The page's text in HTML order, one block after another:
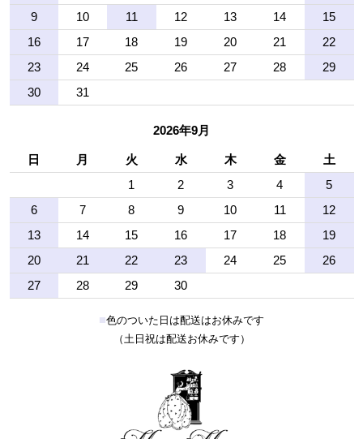
9
10 11 12 13 14
15
16
17 18 19 20 21
22
23
24 25 26 27 28
29
30
31
2026年9月
日 月 火 水 木 金
土
1
2 3 4
5
6
7 8 9 10 11
12
13
14 15 16 17 18
19
20
21 22 23 24 25
26
27
28 29 30
■色のついた日は配送はお休みです
（土日祝は配送お休みです）